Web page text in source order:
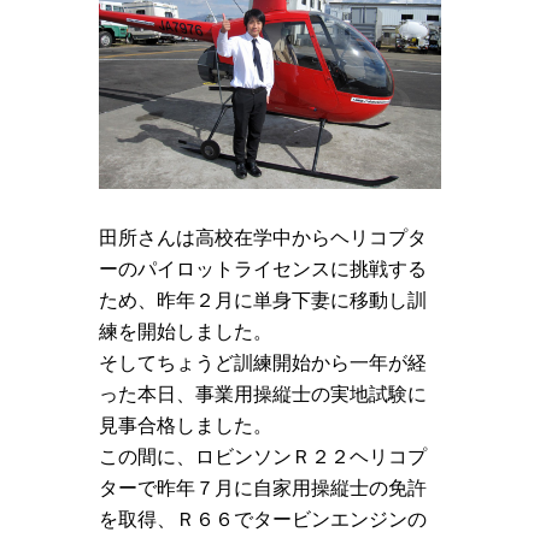
田所さんは高校在学中からヘリコプタ
ーのパイロットライセンスに挑戦する
ため、昨年２月に単身下妻に移動し訓
練を開始しました。
そしてちょうど訓練開始から一年が経
った本日、事業用操縦士の実地試験に
見事合格しました。
この間に、ロビンソンＲ２２ヘリコプ
ターで昨年７月に自家用操縦士の免許
を取得、Ｒ６６でタービンエンジンの